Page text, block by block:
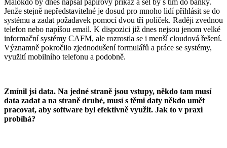
Jenže stejně nepředstavitelné je dosud pro mnoho lidí přihlásit se do
systému a zadat požadavek pomocí dvou tří políček. Raději zvednou
telefon nebo napíšou email. K dispozici již dnes nejsou jenom velké
informační systémy CAFM, ale rozrostla se i menší cloudová řešení.
Významně pokročilo zjednodušení formulářů a práce se systémy,
využití mobilního telefonu a podobně.
Zmínil jsi data. Na jedné straně jsou vstupy, někdo tam musí
data zadat a na straně druhé, musí s těmi daty někdo umět
pracovat, aby software byl efektivně využit. Jak to v praxi
probíhá?